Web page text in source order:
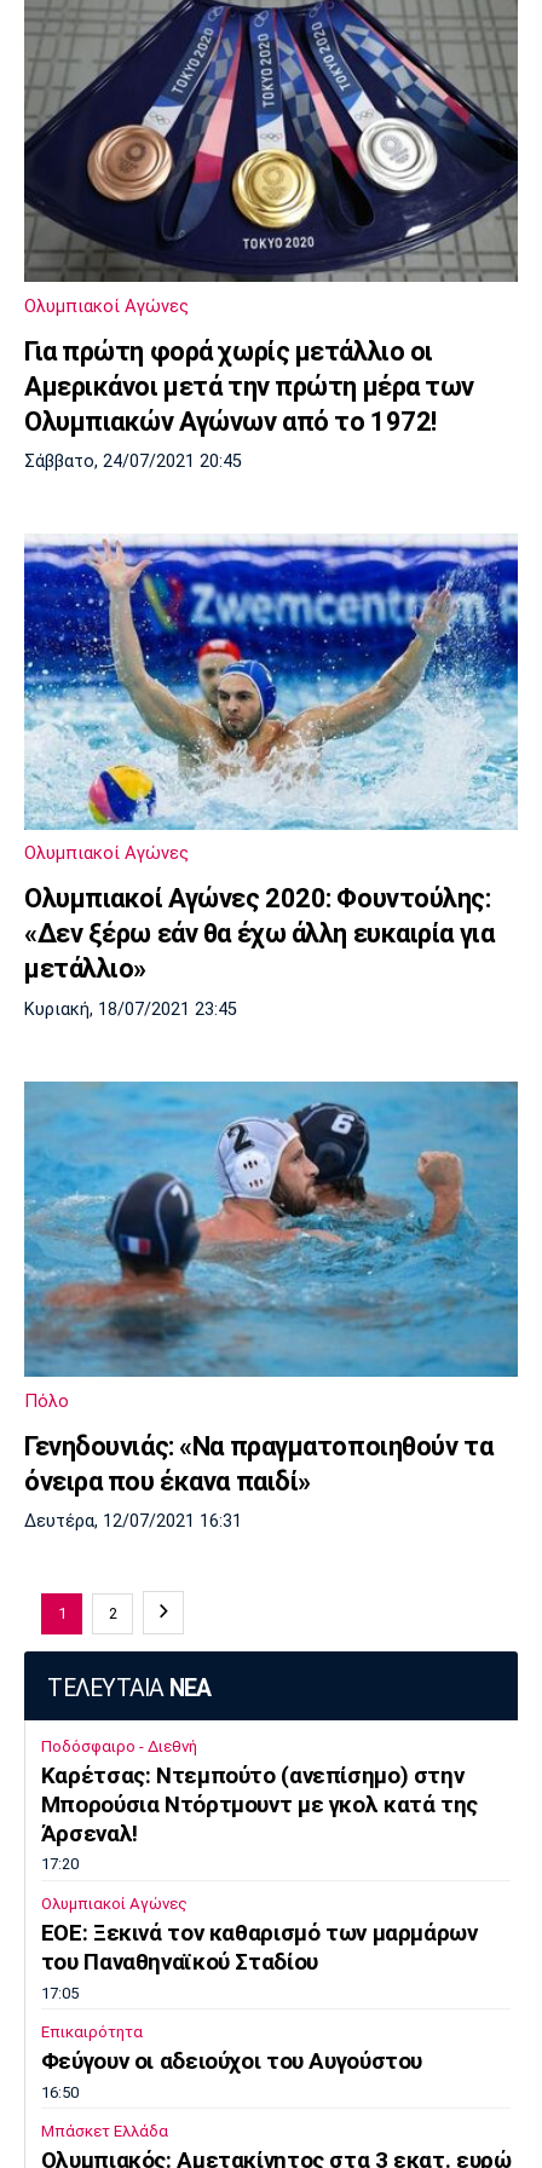
Ολυμπιακοί Αγώνες
Για πρώτη φορά χωρίς μετάλλιο οι
Αμερικάνοι μετά την πρώτη μέρα των
Ολυμπιακών Αγώνων από το 1972!
Σάββατο, 24/07/2021 20:45
Ολυμπιακοί Αγώνες
Ολυμπιακοί Αγώνες 2020: Φουντούλης:
«Δεν ξέρω εάν θα έχω άλλη ευκαιρία για
μετάλλιο»
Κυριακή, 18/07/2021 23:45
Πόλο
Γενηδουνιάς: «Να πραγματοποιηθούν τα
όνειρα που έκανα παιδί»
Δευτέρα, 12/07/2021 16:31
1 2
ΤΕΛΕΥΤΑΙΑ ΝΕΑ
Ποδόσφαιρο - Διεθνή
Kαρέτσας: Ντεμπούτο (ανεπίσημο) στην
Μπορούσια Ντόρτμουντ με γκολ κατά της
Άρσεναλ!
17:20
Ολυμπιακοί Αγώνες
EOE: Ξεκινά τον καθαρισμό των μαρμάρων
του Παναθηναϊκού Σταδίου
17:05
Επικαιρότητα
Φεύγουν οι αδειούχοι του Αυγούστου
16:50
Μπάσκετ Ελλάδα
Oλυμπιακός: Αμετακίνητος στα 3 εκατ. ευρώ